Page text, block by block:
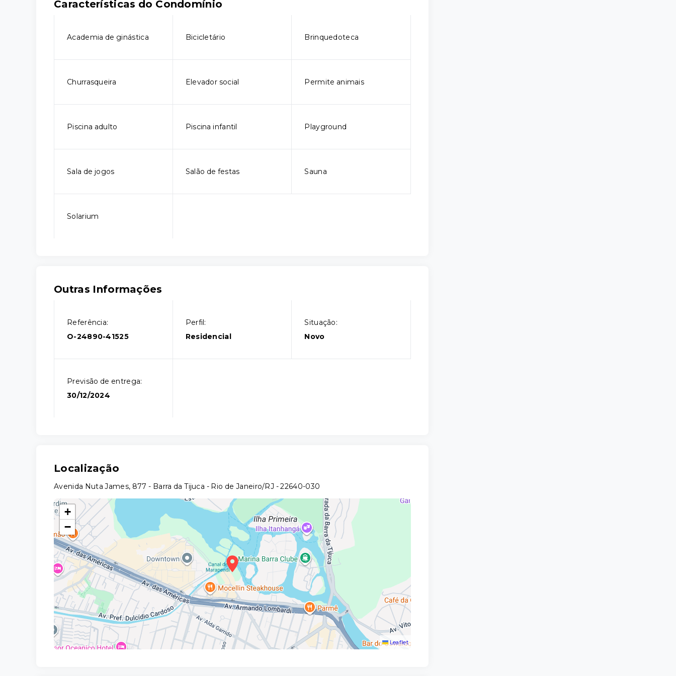
Características do Condomínio
Academia de ginástica Bicicletário Brinquedoteca
Churrasqueira Elevador social Permite animais
Piscina adulto Piscina infantil Playground
Sala de jogos Salão de festas Sauna
Solarium
Outras Informações
Referência:
O-24890-41525
Perfil:
Residencial
Situação:
Novo
Previsão de entrega:
30/12/2024
Localização
Avenida Nuta James, 877 - Barra da Tijuca - Rio de Janeiro/RJ - 22640-030
+
−
Leaflet